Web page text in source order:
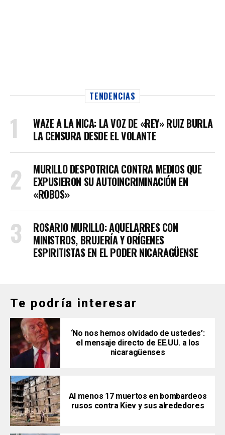
TENDENCIAS
WAZE A LA NICA: LA VOZ DE «REY» RUIZ BURLA
LA CENSURA DESDE EL VOLANTE
MURILLO DESPOTRICA CONTRA MEDIOS QUE
EXPUSIERON SU AUTOINCRIMINACIÓN EN
«ROBOS»
ROSARIO MURILLO: AQUELARRES CON
MINISTROS, BRUJERÍA Y ORÍGENES
ESPIRITISTAS EN EL PODER NICARAGÜENSE
Te podría interesar
‘No nos hemos olvidado de ustedes’:
el mensaje directo de EE.UU. a los
nicaragüenses
Al menos 17 muertos en bombardeos
rusos contra Kiev y sus alrededores